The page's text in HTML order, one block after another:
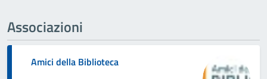
Associazioni
Amici della Biblioteca